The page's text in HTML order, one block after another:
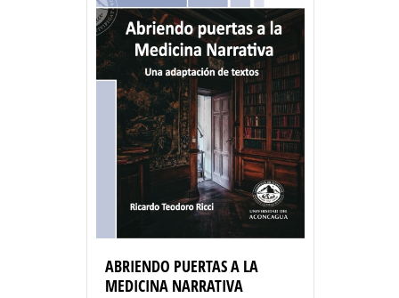
ABRIENDO PUERTAS A LA
MEDICINA NARRATIVA